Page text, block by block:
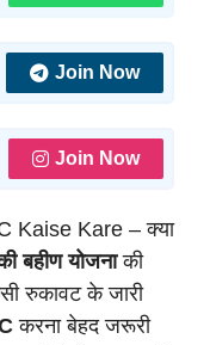
Join Now
Join Now
Kaise Kare – क्या
बहीण योजनाकी
रुकावट के जारी
करना बेहद जरूरी